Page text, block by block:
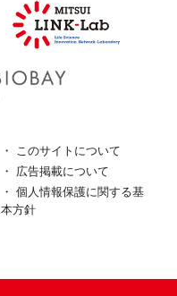
このサイトについて
広告掲載について
個人情報保護に関する基
本方針